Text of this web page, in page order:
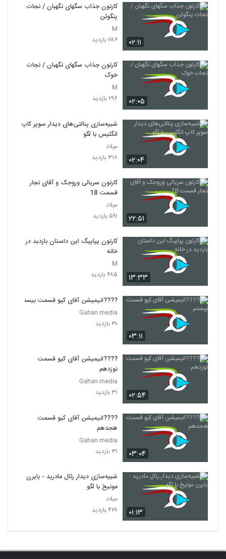
۰۲:۱۱
کارتون جذاب سگهای نگهبان / نجات
پنگوئن
M
۲۸۶ بازدید
۰۲:۰۵
کارتون جذاب سگهای نگهبان / نجات
خوک
M
۲۹۶ بازدید
۰۲:۰۴
شبیه‌سازی پنالتی‌های دیدار سوپر کاپ
انگلیس با لگو
میلاد
۳۱۸ بازدید
۲۲:۵۱
کارتون سریالی وروجک و آقای نجار
قسمت 18
میلاد
۵۹۱ بازدید
۱۳:۳۳
کارتون پپاپیگ این داستان بازدید در
خانه
M
۴۸۵ بازدید
۰۳:۱۱
????️انیمیشن آقای کیو قسمت بیستم
Gahan media
۳۰ بازدید
۰۲:۵۴
????️انیمیشن آقای کیو قسمت
نوزدهم
Gahan media
۳۱ بازدید
۰۳:۰۴
????️انیمیشن آقای کیو قسمت
هجدهم
Gahan media
۳۱ بازدید
۰۱:۱۳
شبیه‌سازی دیدار رئال مادرید - بایرن
مونیخ با لگو
میلاد
۴۲۸ بازدید